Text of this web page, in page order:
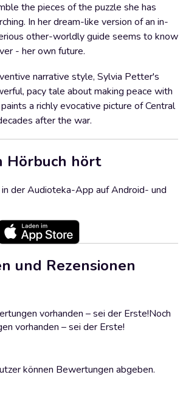
the pieces of the puzzle she has
In her dream-like version of an in-
other-worldly guide seems to know
- her own future.
narrative style, Sylvia Petter's
pacy tale about making peace with
a richly evocative picture of Central
after the war.
Hörbuch hört
der Audioteka-App auf Android- und
und Rezensionen
vorhanden – sei der Erste!Noch
vorhanden – sei der Erste!
können Bewertungen abgeben.